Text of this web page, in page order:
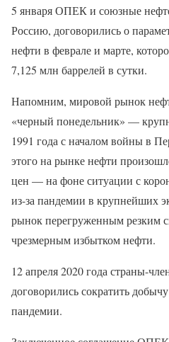
5 января ОПЕК и союзные
Россию, договорились о
нефти в феврале и марте,
7,125 млн баррелей в сутки.
Напомним, мировой рынок
«черный понедельник» —
1991 года с началом войны в
этого на рынке нефти
цен — на фоне ситуации с
из-за пандемии в крупнейших
рынок перегруженным резким
чрезмерным избытком нефти.
12 апреля 2020 года страны-
договорились сократить
пандемии.